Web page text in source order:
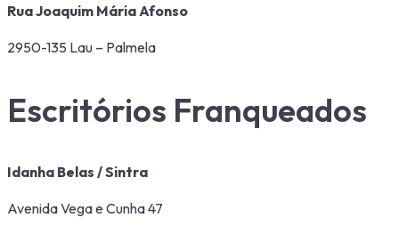
Rua Joaquim Mária Afonso
2950-135 Lau – Palmela
Escritórios Franqueados
Idanha Belas / Sintra
Avenida Vega e Cunha 47